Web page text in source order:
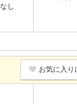
なし
お気に入り